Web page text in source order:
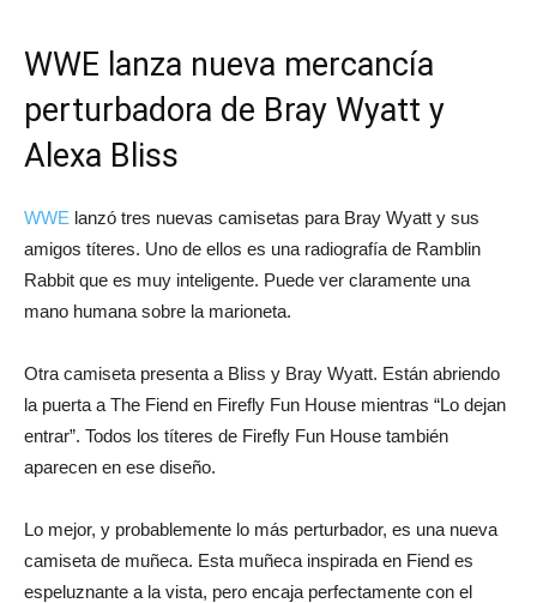
WWE lanza nueva mercancía
perturbadora de Bray Wyatt y
Alexa Bliss
WWE lanzó tres nuevas camisetas para Bray Wyatt y sus
amigos títeres. Uno de ellos es una radiografía de Ramblin
Rabbit que es muy inteligente. Puede ver claramente una
mano humana sobre la marioneta.
Otra camiseta presenta a Bliss y Bray Wyatt. Están abriendo
la puerta a The Fiend en Firefly Fun House mientras “Lo dejan
entrar”. Todos los títeres de Firefly Fun House también
aparecen en ese diseño.
Lo mejor, y probablemente lo más perturbador, es una nueva
camiseta de muñeca. Esta muñeca inspirada en Fiend es
espeluznante a la vista, pero encaja perfectamente con el